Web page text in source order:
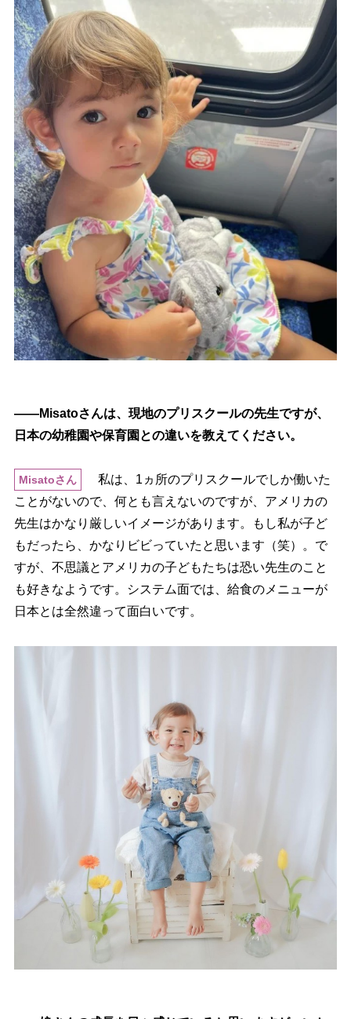
――Misatoさんは、現地のプリスクールの先生ですが、
日本の幼稚園や保育園との違いを教えてください。
Misatoさん
私は、1ヵ所のプリスクールでしか働いた
ことがないので、何とも言えないのですが、アメリカの
先生はかなり厳しいイメージがあります。もし私が子ど
もだったら、かなりビビっていたと思います（笑）。で
すが、不思議とアメリカの子どもたちは恐い先生のこと
も好きなようです。システム面では、給食のメニューが
日本とは全然違って面白いです。